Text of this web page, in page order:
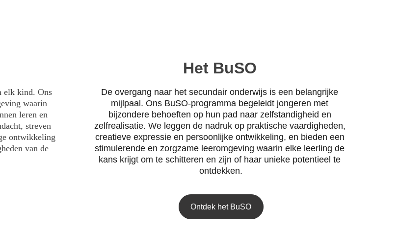
elk kind. Ons
waarin
leren en
streven
ontwikkeling
van de
De overgang naar het secundair onderwijs is een belangrijke
mijlpaal. Ons BuSO-programma begeleidt jongeren met
bijzondere behoeften op hun pad naar zelfstandigheid en
zelfrealisatie. We leggen de nadruk op praktische vaardigheden,
creatieve expressie en persoonlijke ontwikkeling, en bieden een
stimulerende en zorgzame leeromgeving waarin elke leerling de
kans krijgt om te schitteren en zijn of haar unieke potentieel te
ontdekken.
Het BuSO
Ontdek het BuSO